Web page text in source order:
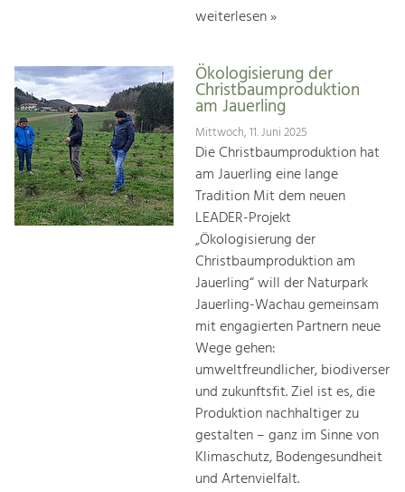
weiterlesen »
Ökologisierung der
Christbaumproduktion
am Jauerling
Mittwoch, 11. Juni 2025
Die Christbaumproduktion hat
am Jauerling eine lange
Tradition Mit dem neuen
LEADER-Projekt
„Ökologisierung der
Christbaumproduktion am
Jauerling“ will der Naturpark
Jauerling-Wachau gemeinsam
mit engagierten Partnern neue
Wege gehen:
umweltfreundlicher, biodiverser
und zukunftsfit. Ziel ist es, die
Produktion nachhaltiger zu
gestalten – ganz im Sinne von
Klimaschutz, Bodengesundheit
und Artenvielfalt.